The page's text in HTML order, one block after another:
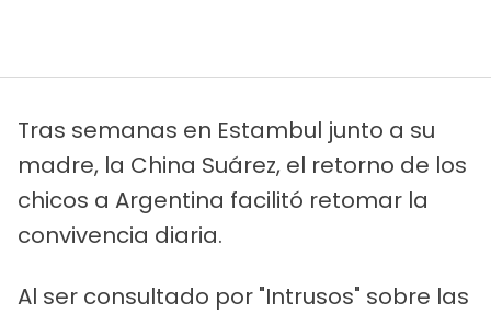
Tras semanas en Estambul junto a su
madre, la China Suárez, el retorno de los
chicos a Argentina facilitó retomar la
convivencia diaria.
Al ser consultado por "Intrusos" sobre las